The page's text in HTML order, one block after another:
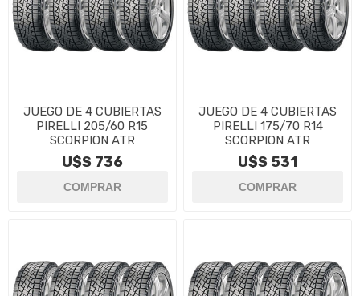
JUEGO DE 4 CUBIERTAS
PIRELLI 205/60 R15
SCORPION ATR
U$S 736
JUEGO DE 4 CUBIERTAS
PIRELLI 175/70 R14
SCORPION ATR
U$S 531